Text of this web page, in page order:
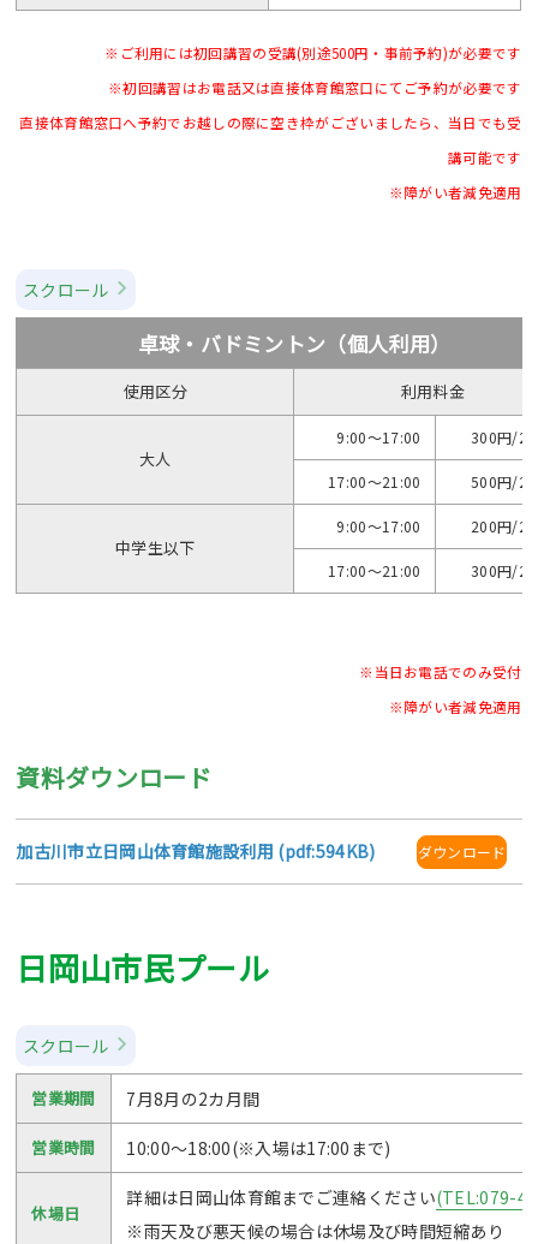
Webアクセシビリティについて
※ご利用には初回講習の受講(別途500円・事前予約)が必要です
※初回講習はお電話又は直接体育館窓口にてご予約が必要です
直接体育館窓口へ予約でお越しの際に空き枠がございましたら、当日でも受
講可能です
※障がい者減免適用
スクロール
卓球・バドミントン（個人利用）
使用区分 利用料金
大人
9:00～17:00 300円/2
17:00～21:00 500円/2
中学生以下
9:00～17:00 200円/2
17:00～21:00 300円/2
※当日お電話でのみ受付
※障がい者減免適用
資料ダウンロード
加古川市立日岡山体育館施設利用 (pdf:594KB) ダウンロード
日岡山市民プール
スクロール
営業期間 7月8月の2カ月間
営業時間 10:00～18:00(※入場は17:00まで)
休場日
詳細は日岡山体育館までご連絡ください(TEL:079-
※雨天及び悪天候の場合は休場及び時間短縮あり